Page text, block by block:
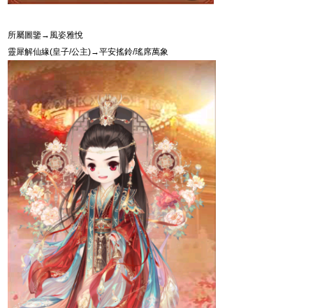
所屬圖鑒→風姿雅悅
靈犀解仙緣(皇子/公主)→平安搖鈴/瑤席萬象